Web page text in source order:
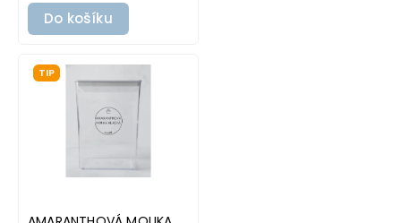
Do košíku
TIP